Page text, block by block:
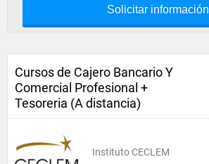
Solicitar información
Cursos de Cajero Bancario Y
Comercial Profesional +
Tesoreria (A distancia)
Instituto CECLEM